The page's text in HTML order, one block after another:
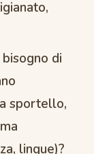
bisogno di
sportello,
lingue)?